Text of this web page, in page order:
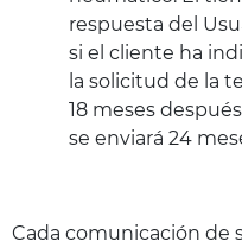
respuesta del
si el cliente ha
la solicitud de la
18 meses
se enviará 24
Cada comunicación de